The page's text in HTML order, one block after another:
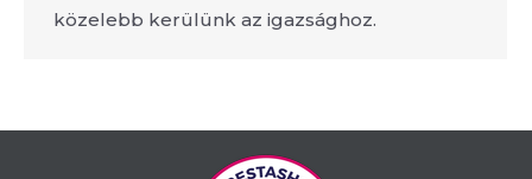
közelebb kerülünk az igazsághoz.